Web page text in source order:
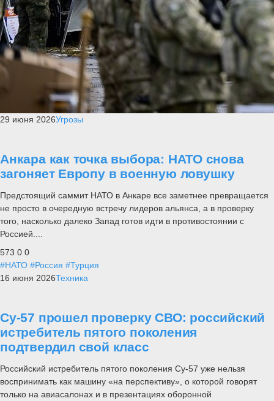
29 июня 2026Угрозы
Анкара как точка выбора: НАТО снова
загоняет Европу в военную ловушку
Предстоящий саммит НАТО в Анкаре все заметнее превращается
не просто в очередную встречу лидеров альянса, а в проверку
того, насколько далеко Запад готов идти в противостоянии с
Россией....
573 0 0
#НАТО #Россия #Турция
16 июня 2026Техника
Су-57 прошел проверку СВО: российский
истребитель пятого поколения
подтвердил свой класс
Российский истребитель пятого поколения Су-57 уже нельзя
воспринимать как машину «на перспективу», о которой говорят
только на авиасалонах и в презентациях оборонной